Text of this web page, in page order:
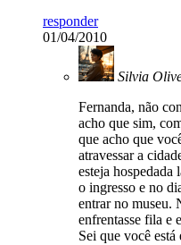
responder
01/04/2010
Silvia
Fernanda, não
acho que sim,
que acho que
atravessar a
esteja
o ingresso e no
entrar no museu.
enfrentasse fila e
Sei que você